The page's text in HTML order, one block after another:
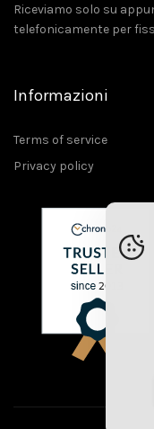
Riceviamo solo su
telefonicamente per
Informazioni
Terms of service
Privacy policy